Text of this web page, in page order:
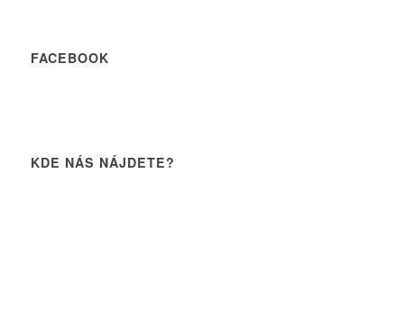
FACEBOOK
KDE NÁS NÁJDETE?